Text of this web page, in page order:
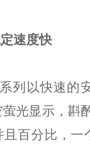
速度快
列以快速的
萤光显示，斟
且百分比，一